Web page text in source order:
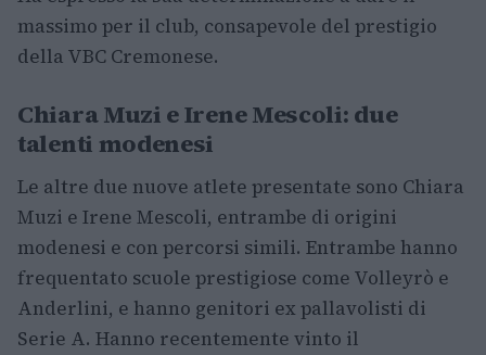
massimo per il club, consapevole del prestigio
della VBC Cremonese.
Chiara Muzi e Irene Mescoli: due
talenti modenesi
Le altre due nuove atlete presentate sono Chiara
Muzi e Irene Mescoli, entrambe di origini
modenesi e con percorsi simili. Entrambe hanno
frequentato scuole prestigiose come Volleyrò e
Anderlini, e hanno genitori ex pallavolisti di
Serie A. Hanno recentemente vinto il